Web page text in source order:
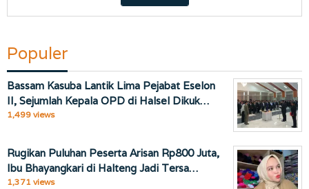
Populer
Bassam Kasuba Lantik Lima Pejabat Eselon
II, Sejumlah Kepala OPD di Halsel Dikuk…
1,499 views
Rugikan Puluhan Peserta Arisan Rp800 Juta,
Ibu Bhayangkari di Halteng Jadi Tersa…
1,371 views